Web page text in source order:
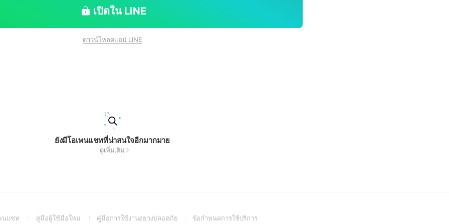
เปิดใน LINE
ดาวน์โหลดแอป LINE
ยังมีโอเพนแชทที่น่าสนใจอีกมากมาย
ดูเพิ่มเติม
นแชท
(Openคู่มือผู้ใช้มือใหม่
(Openคู่มือการใช้งานอย่างปลอดภัย(Openข้อกำหนดการใช้บริการ(Open